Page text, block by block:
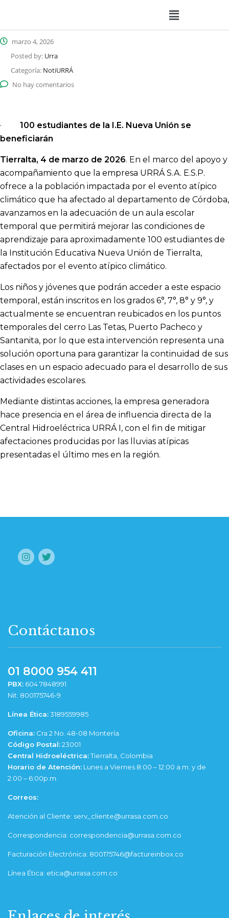
marzo 4, 2026
Posted by: Urra
Categoría: NotiURRÁ
No hay comentarios
· 100 estudiantes de la I.E. Nueva Unión se
beneficiarán
Tierralta, 4 de marzo de 2026. En el marco del apoyo y
acompañamiento que la empresa URRÁ S.A. E.S.P.
ofrece a la población impactada por el evento atípico
climático que ha afectado al departamento de Córdoba,
avanzamos en la adecuación de un aula escolar
temporal que permitirá mejorar las condiciones de
aprendizaje para aproximadamente 100 estudiantes de
la Institución Educativa Nueva Unión de Tierralta,
afectados por el evento atípico climático.
Los niños y jóvenes que podrán acceder a este espacio
temporal, están inscritos en los grados 6°, 7°, 8° y 9°, y
actualmente se encuentran reubicados en los puntos
temporales del cerro Las Tetas, Puerto Pacheco y
Santanita, por lo que esta intervención representa una
solución oportuna para garantizar la continuidad de sus
clases en un espacio adecuado para el desarrollo de sus
actividades escolares.
Mediante distintas acciones, la empresa generadora
hace presencia en el área de influencia directa de la
Central Hidroeléctrica URRÁ I, con el fin de mitigar
afectaciones producidas por las lluvias atípicas
presentadas el último mes en la región.
Contáctanos
01 8000 954 411
PBX: 604 7848991
Nit: 800175746-9
Línea Ética:3189559985
Oficina: Cra 2 No. 48-08 Montería.
Código Postal:23001
Central Hidroeléctrica:Tierralta, Colombia
Horario de Atención: Lunes a Viernes 8:00 – 12:00 a.m. y de
2:00 – 6:00p.m.
Correos:
Atención al Cliente: serv_cliente@urrasa.com.co
Correspondencia: correspondencia@urrasa.com.co
Facturación Electrónica: 800175746@factureinbox.co
Línea Ética: etica@urrasa.com.co